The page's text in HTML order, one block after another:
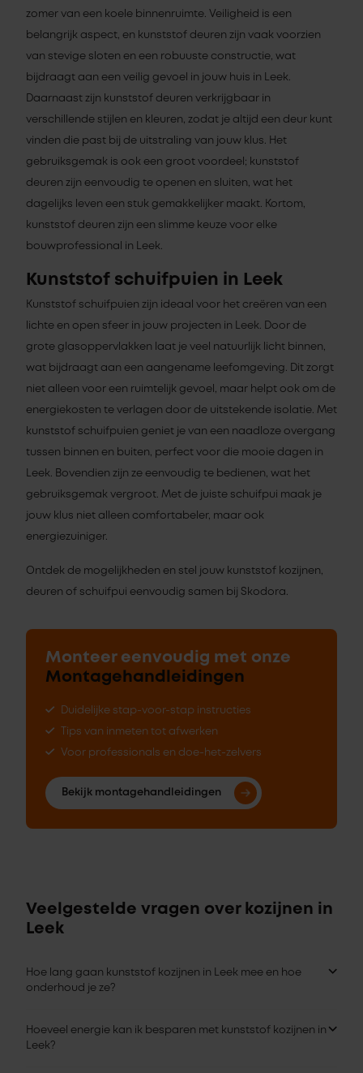
zomer van een koele binnenruimte. Veiligheid is een
belangrijk aspect, en kunststof deuren zijn vaak voorzien
van stevige sloten en een robuuste constructie, wat
bijdraagt aan een veilig gevoel in jouw huis in Leek.
Daarnaast zijn kunststof deuren verkrijgbaar in
verschillende stijlen en kleuren, zodat je altijd een deur kunt
vinden die past bij de uitstraling van jouw klus. Het
gebruiksgemak is ook een groot voordeel; kunststof
deuren zijn eenvoudig te openen en sluiten, wat het
dagelijks leven een stuk gemakkelijker maakt. Kortom,
kunststof deuren zijn een slimme keuze voor elke
bouwprofessional in Leek.
Kunststof schuifpuien in Leek
Kunststof schuifpuien zijn ideaal voor het creëren van een
lichte en open sfeer in jouw projecten in Leek. Door de
grote glasoppervlakken laat je veel natuurlijk licht binnen,
wat bijdraagt aan een aangename leefomgeving. Dit zorgt
niet alleen voor een ruimtelijk gevoel, maar helpt ook om de
energiekosten te verlagen door de uitstekende isolatie. Met
kunststof schuifpuien geniet je van een naadloze overgang
tussen binnen en buiten, perfect voor die mooie dagen in
Leek. Bovendien zijn ze eenvoudig te bedienen, wat het
gebruiksgemak vergroot. Met de juiste schuifpui maak je
jouw klus niet alleen comfortabeler, maar ook
energiezuiniger.
Ontdek de mogelijkheden en stel jouw kunststof kozijnen,
deuren of schuifpui eenvoudig samen bij Skodora.
Monteer eenvoudig met onze
Montagehandleidingen
Duidelijke stap-voor-stap instructies
Tips van inmeten tot afwerken
Voor professionals en doe-het-zelvers
Bekijk montagehandleidingen
Veelgestelde vragen over kozijnen in
Leek
Hoe lang gaan kunststof kozijnen in Leek mee en hoe
onderhoud je ze?
Hoeveel energie kan ik besparen met kunststof kozijnen in
Leek?